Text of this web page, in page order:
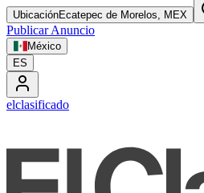
UbicaciónEcatepec de Morelos, MEX
Publicar Anuncio
México
ES
elclasificado